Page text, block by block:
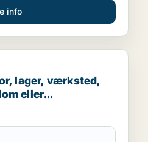
info
værksted,
lager, værksted,
eller
salg i Nordsjælland,